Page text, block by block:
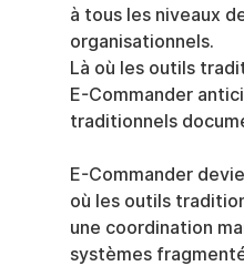
à tous les niveaux
organisationnels.
Là où les outils
E-Commander
traditionnels
E-Commander
où les outils
une coordination
systèmes